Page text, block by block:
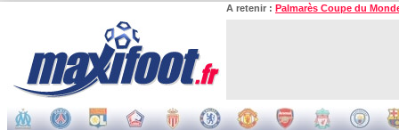
A retenir : Palmarès Coupe du